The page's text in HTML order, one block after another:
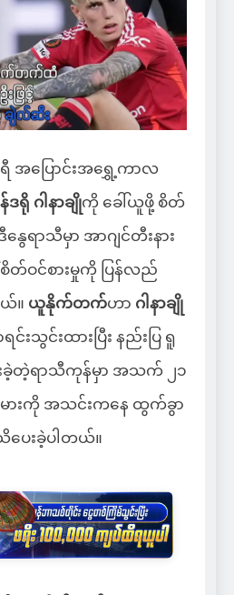
ရီ အပြောင်းအရွှေ့ကာလ
ရို ဂါနာချိုကို ခေါ်ယူဖို့ စိတ်
ေရာသီမှာ အာဂျင်တီးနား
တ်ဝင်စားမှုကို ပြန်လည်
။ ယူနိုက်တက်ဟာ ဂါနာချို
းသွင်းထားပြီး နည်းပြ ရူ
းခဲ့တဲ့ရာသီကုန်မှာ အသက် ၂၁
ားကို အသင်းကနေ ထွက်ခွာ
ေးခဲ့ပါတယ်။